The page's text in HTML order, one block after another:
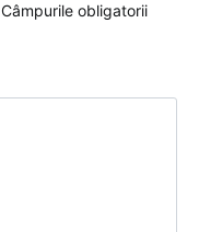
Câmpurile obligatorii